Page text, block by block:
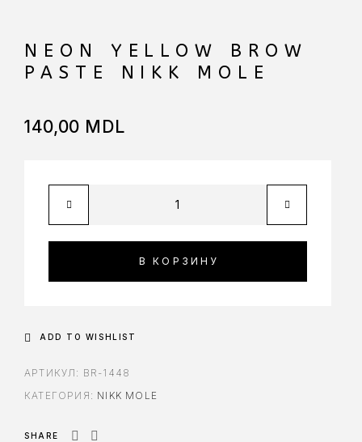
NEON YELLOW BROW
PASTE NIKK MOLE
140,00 MDL
В КОРЗИНУ
ADD TO WISHLIST
АРТИКУЛ: BR-1448
КАТЕГОРИЯ: NIKK MOLE
SHARE